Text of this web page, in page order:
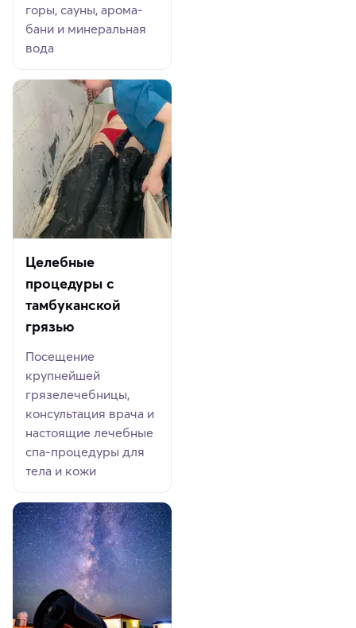
горы, сауны, арома-
бани и минеральная
вода
Целебные
процедуры с
тамбуканской
грязью
Посещение
крупнейшей
грязелечебницы,
консультация врача и
настоящие лечебные
спа-процедуры для
тела и кожи